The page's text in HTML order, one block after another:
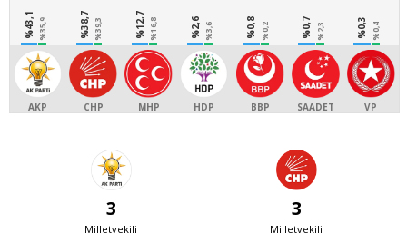
%43,1 %35,9
AKP
%38,7 %39,3
CHP
%12,7 %16,8
MHP
%2,6 %3,6
HDP
%0,8 %0,2
BBP
%0,7 %2,3
SAADET
%0,3 %0,4
VP
3
Milletvekili
3
Milletvekili